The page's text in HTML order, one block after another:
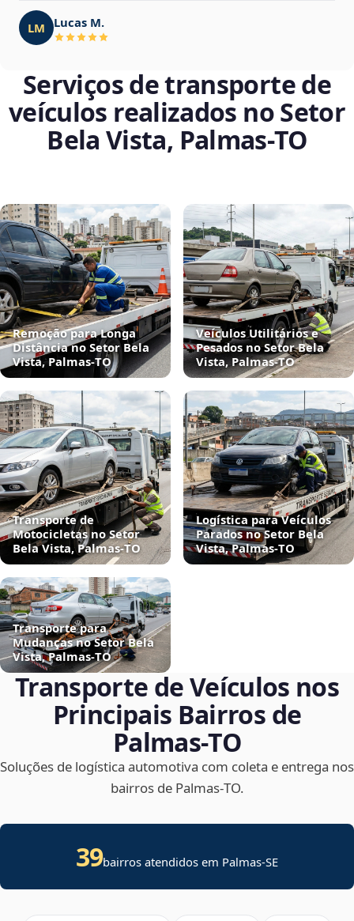
LM Lucas M.
Serviços de transporte de
veículos realizados no Setor
Bela Vista, Palmas‑TO
Remoção para Longa
Distância no Setor Bela
Vista, Palmas‑TO
Veículos Utilitários e
Pesados no Setor Bela
Vista, Palmas‑TO
Transporte de
Motocicletas no Setor
Bela Vista, Palmas‑TO
Logística para Veículos
Parados no Setor Bela
Vista, Palmas‑TO
Transporte para
Mudanças no Setor Bela
Vista, Palmas‑TO
Transporte de Veículos nos
Principais Bairros de
Palmas‑TO
Soluções de logística automotiva com coleta e entrega nos
bairros de Palmas‑TO.
39bairros atendidos em Palmas-SE